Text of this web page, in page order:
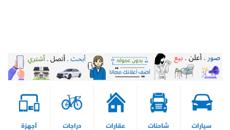
سيارات شاحنات عقارات دراجات أجهزة